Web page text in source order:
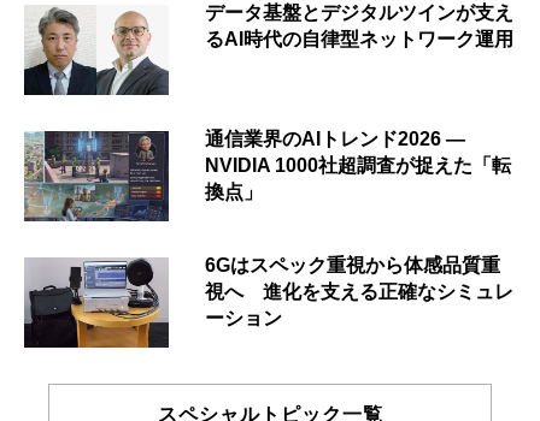
データ基盤とデジタルツインが支え
るAI時代の自律型ネットワーク運用
通信業界のAIトレンド2026 ―
NVIDIA 1000社超調査が捉えた「転
換点」
6Gはスペック重視から体感品質重
視へ 進化を支える正確なシミュレ
ーション
スペシャルトピック一覧